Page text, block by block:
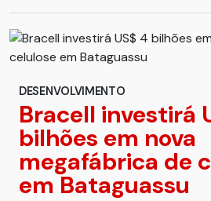
DESENVOLVIMENTO
Bracell investirá
bilhões em nova
megafábrica de
em Bataguassu